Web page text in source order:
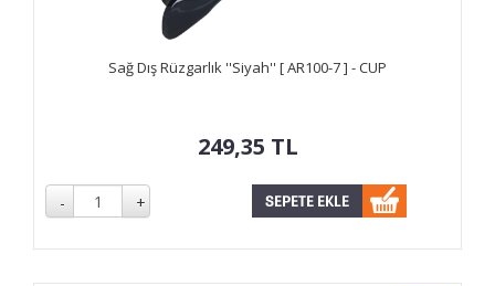
Sağ Dış Rüzgarlık ''Siyah'' [ AR100-7 ] - CUP
249,35 TL